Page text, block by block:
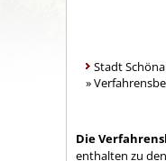
Stadt
»
Die
enthalten zu